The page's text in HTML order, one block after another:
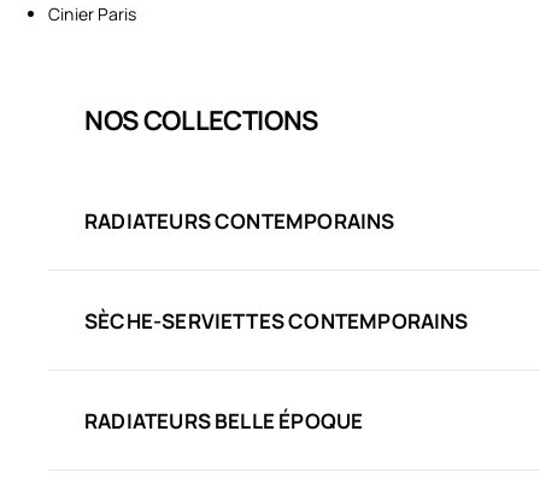
Cinier Paris
NOS COLLECTIONS
RADIATEURS CONTEMPORAINS
SÈCHE-SERVIETTES CONTEMPORAINS
RADIATEURS BELLE ÉPOQUE